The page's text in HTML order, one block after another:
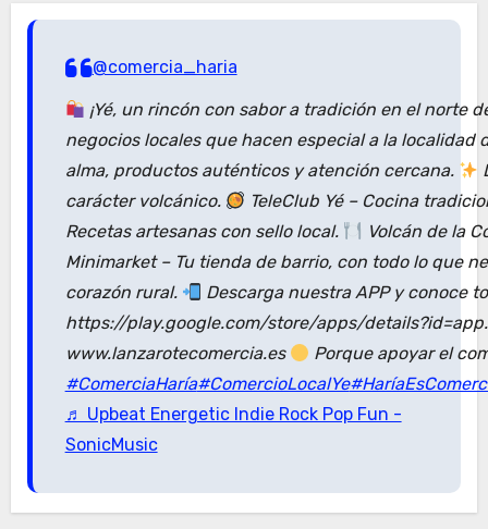
@comercia_haria
¡Yé, un rincón con sabor a tradición en el norte
negocios locales que hacen especial a la localidad
alma, productos auténticos y atención cercana.
carácter volcánico.
TeleClub Yé – Cocina
Recetas artesanas con sello local.
Volcán de la
Minimarket – Tu tienda de barrio, con todo lo que
corazón rural.
Descarga nuestra APP y conoce
https://play.google.com/store/apps/
www.lanzarotecomercia.es
Porque apoyar el
#ComerciaHaría#ComercioLocalYe
♬ Upbeat Energetic Indie Rock Pop Fun -
SonicMusic